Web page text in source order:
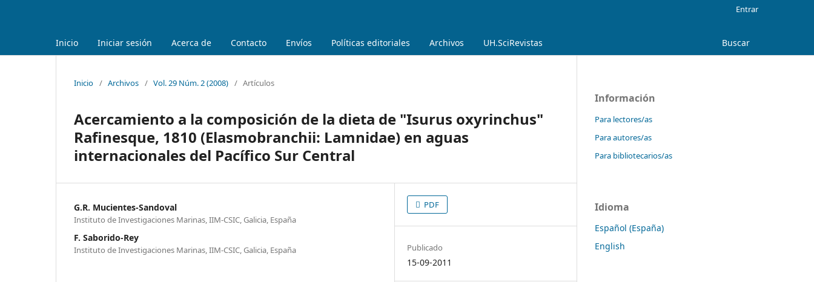
Inicio Iniciar sesión Acerca de Contacto Envíos Políticas editoriales Archivos UH.SciRevistas Buscar
Entrar
Inicio / Archivos / Vol. 29 Núm. 2 (2008) / Artículos
Acercamiento a la composición de la dieta de "Isurus oxyrinchus"
Rafinesque, 1810 (Elasmobranchii: Lamnidae) en aguas
internacionales del Pacífico Sur Central
G.R. Mucientes-Sandoval
Instituto de Investigaciones Marinas, IIM-CSIC, Galicia, España
F. Saborido-Rey
Instituto de Investigaciones Marinas, IIM-CSIC, Galicia, España
PDF
Publicado
15-09-2011
Información
Para lectores/as
Para autores/as
Para bibliotecarios/as
Idioma
Español (España)
English